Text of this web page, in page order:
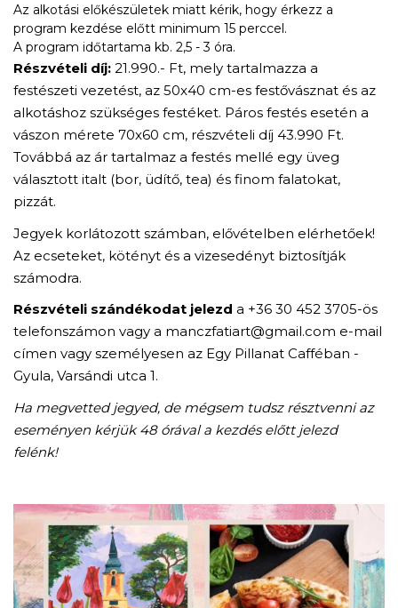
Az alkotási előkészületek miatt kérik, hogy érkezz a
program kezdése előtt minimum 15 perccel.
A program időtartama kb. 2,5 - 3 óra.
Részvételi díj: 21.990.- Ft, mely tartalmazza a
festészeti vezetést, az 50x40 cm-es festővásznat és az
alkotáshoz szükséges festéket. Páros festés esetén a
vászon mérete 70x60 cm, részvételi díj 43.990 Ft.
Továbbá az ár tartalmaz a festés mellé egy üveg
választott italt (bor, üdítő, tea) és finom falatokat,
pizzát.
Jegyek korlátozott számban, elővételben elérhetőek!
Az ecseteket, kötényt és a vizesedényt biztosítják
számodra.
Részvételi szándékodat jelezd a +36 30 452 3705-ös
telefonszámon vagy a manczfatiart@gmail.com e-mail
címen vagy személyesen az Egy Pillanat Cafféban -
Gyula, Varsándi utca 1.
Ha megvetted jegyed, de mégsem tudsz résztvenni az
eseményen kérjük 48 órával a kezdés előtt jelezd
felénk!